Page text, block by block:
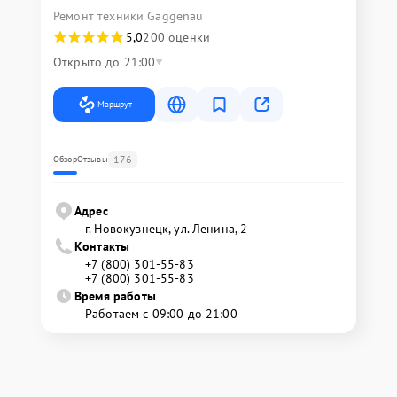
Ремонт техники Gaggenau
5,0200 оценки
Открыто до 21:00
Маршрут
ОбзорОтзывы 176
Адрес
г. Новокузнецк, ул. Ленина, 2
Контакты
+7 (800) 301-55-83
+7 (800) 301-55-83
Время работы
Работаем с 09:00 до 21:00